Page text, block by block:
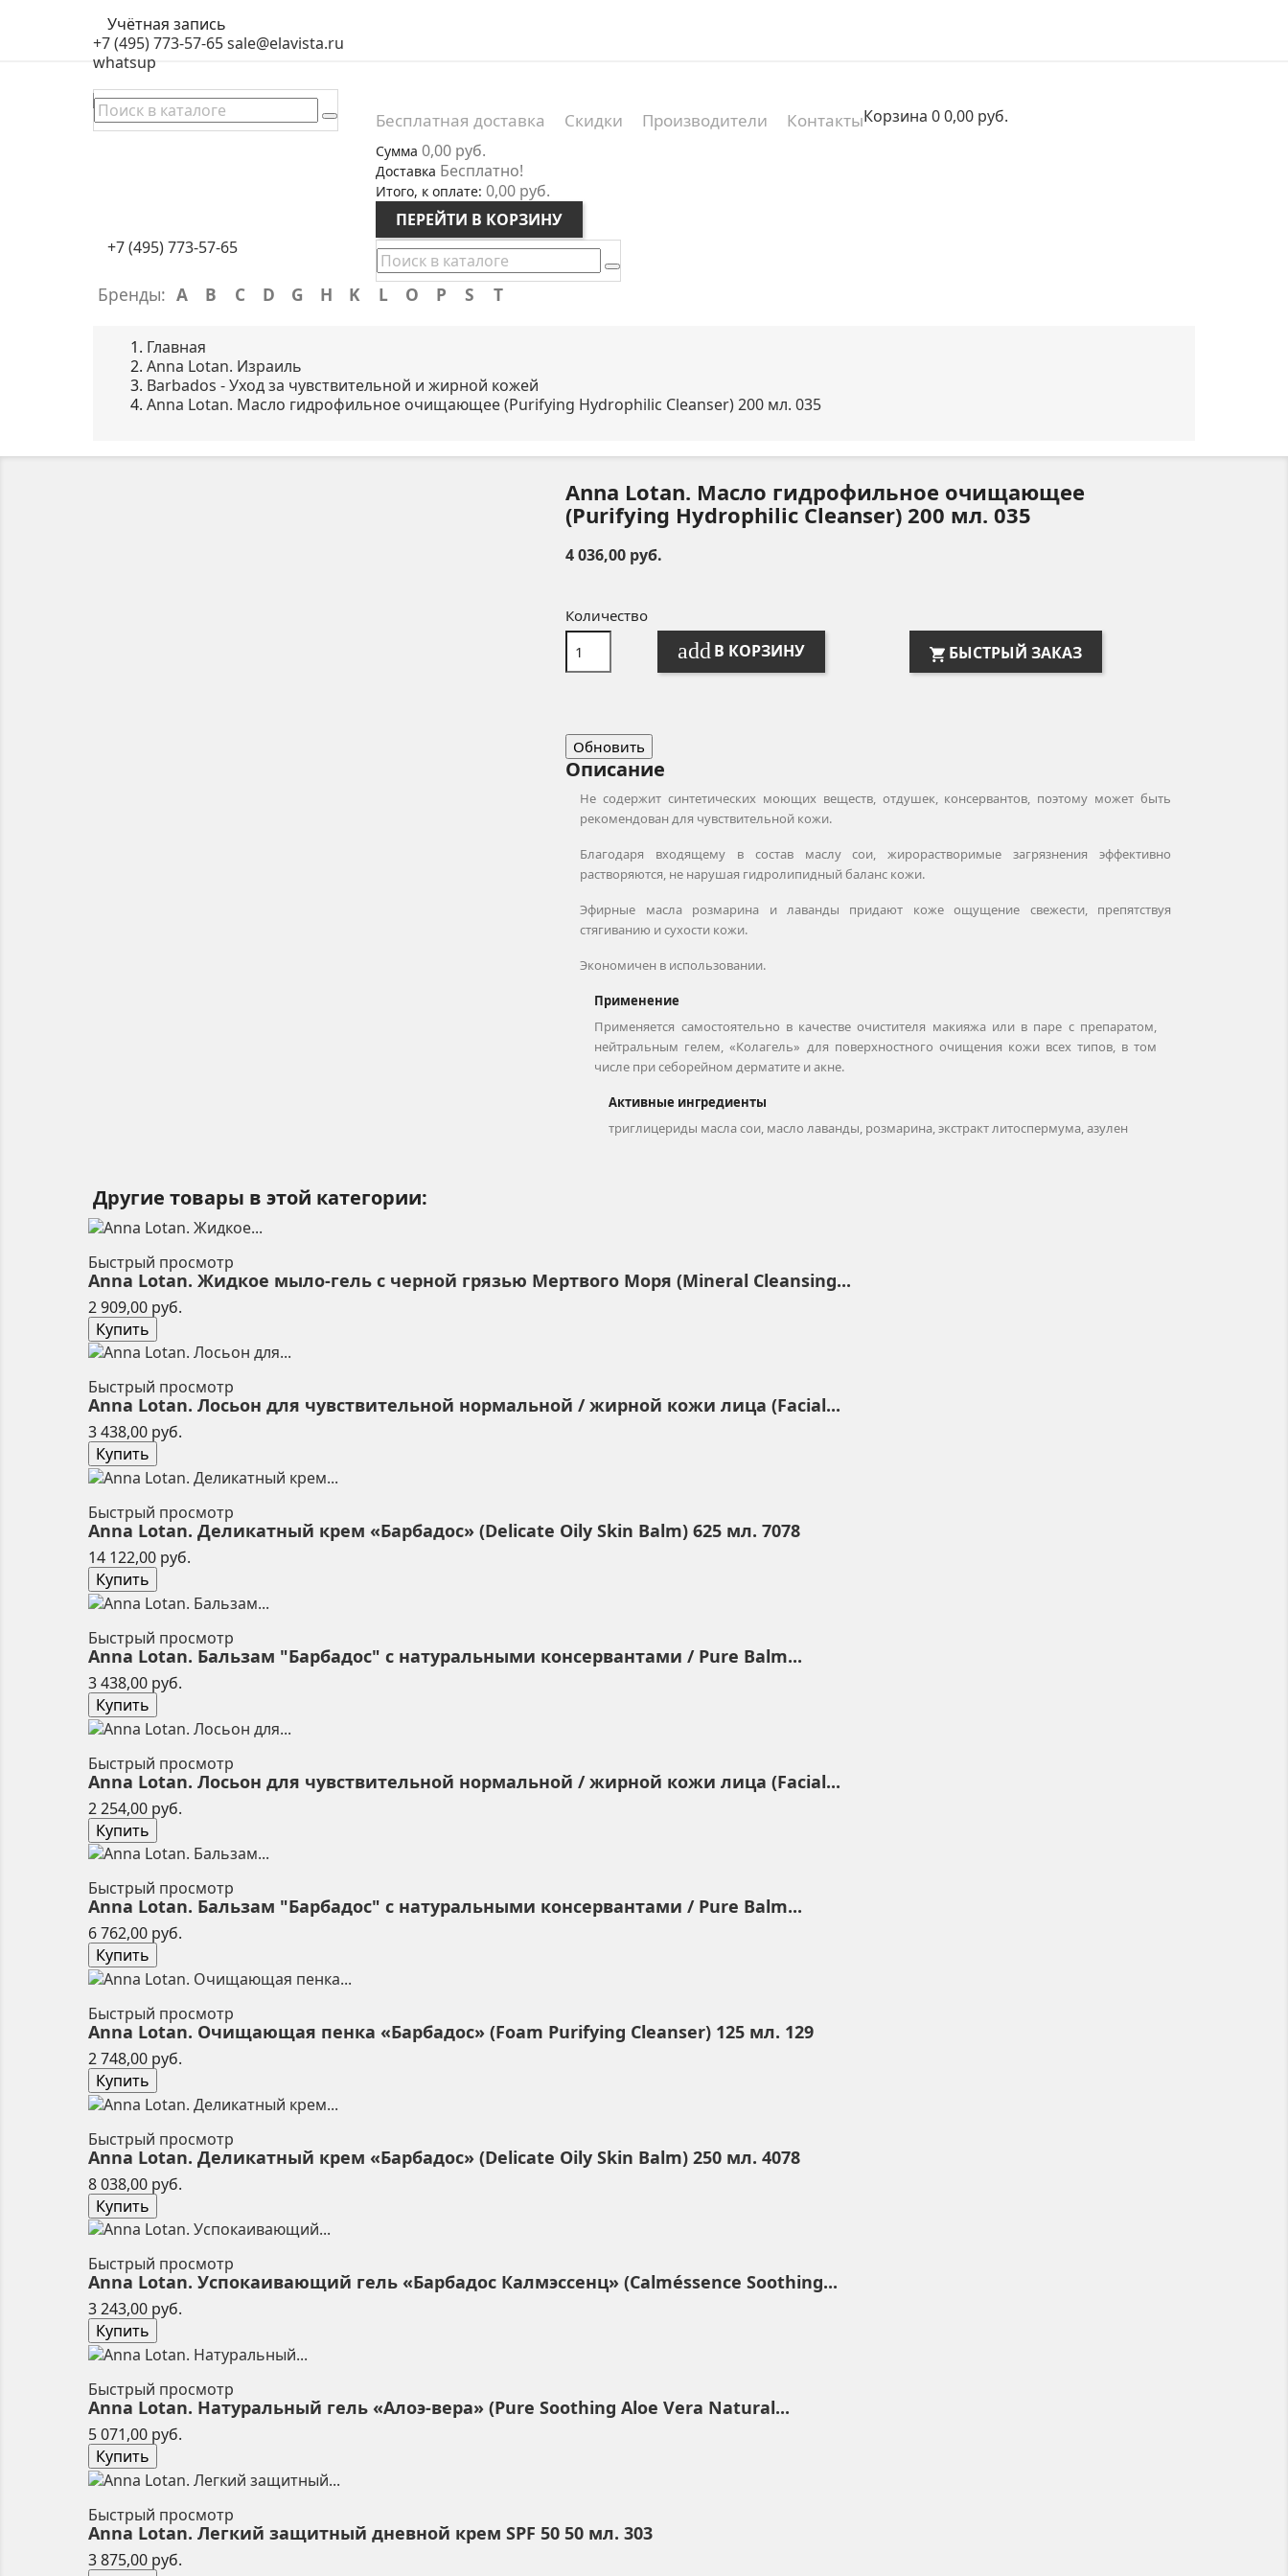
Учётная запись
+7 (495) 773-57-65sale@elavista.ru
whatsup
Бесплатная доставка Скидки Производители КонтактыКорзина 00,00 руб.
Сумма 0,00 руб.
Доставка Бесплатно!
Итого, к оплате: 0,00 руб.
ПЕРЕЙТИ В КОРЗИНУ
+7 (495) 773-57-65
Бренды: A B C D G H K L O P S T
Главная
Anna Lotan. Израиль
Barbados - Уход за чувствительной и жирной кожей
Anna Lotan. Масло гидрофильное очищающее (Purifying Hydrophilic Cleanser) 200 мл. 035
Anna Lotan. Масло гидрофильное очищающее
(Purifying Hydrophilic Cleanser) 200 мл. 035
4 036,00 руб.
Количество
add В КОРЗИНУ БЫСТРЫЙ ЗАКАЗ
Описание
Не содержит синтетических моющих веществ, отдушек, консервантов, поэтому может быть
рекомендован для чувствительной кожи.
Благодаря входящему в состав маслу сои, жирорастворимые загрязнения эффективно
растворяются, не нарушая гидролипидный баланс кожи.
Эфирные масла розмарина и лаванды придают коже ощущение свежести, препятствуя
стягиванию и сухости кожи.
Экономичен в использовании.
Применение
Применяется самостоятельно в качестве очистителя макияжа или в паре с препаратом,
нейтральным гелем, «Колагель» для поверхностного очищения кожи всех типов, в том
числе при себорейном дерматите и акне.
Активные ингредиенты
триглицериды масла сои, масло лаванды, розмарина, экстракт литоспермума, азулен
Другие товары в этой категории:
Быстрый просмотр
Anna Lotan. Жидкое мыло-гель с черной грязью Мертвого Моря (Mineral Cleansing...
2 909,00 руб.
Купить
Быстрый просмотр
Anna Lotan. Лосьон для чувствительной нормальной / жирной кожи лица (Facial...
3 438,00 руб.
Купить
Быстрый просмотр
Anna Lotan. Деликатный крем «Барбадос» (Delicate Oily Skin Balm) 625 мл. 7078
14 122,00 руб.
Купить
Быстрый просмотр
Anna Lotan. Бальзам "Барбадос" с натуральными консервантами / Pure Balm...
3 438,00 руб.
Купить
Быстрый просмотр
Anna Lotan. Лосьон для чувствительной нормальной / жирной кожи лица (Facial...
2 254,00 руб.
Купить
Быстрый просмотр
Anna Lotan. Бальзам "Барбадос" с натуральными консервантами / Pure Balm...
6 762,00 руб.
Купить
Быстрый просмотр
Anna Lotan. Очищающая пенка «Барбадос» (Foam Purifying Cleanser) 125 мл. 129
2 748,00 руб.
Купить
Быстрый просмотр
Anna Lotan. Деликатный крем «Барбадос» (Delicate Oily Skin Balm) 250 мл. 4078
8 038,00 руб.
Купить
Быстрый просмотр
Anna Lotan. Успокаивающий гель «Барбадос Калмэссенц» (Calméssence Soothing...
3 243,00 руб.
Купить
Быстрый просмотр
Anna Lotan. Натуральный гель «Алоэ-вера» (Pure Soothing Aloe Vera Natural...
5 071,00 руб.
Купить
Быстрый просмотр
Anna Lotan. Легкий защитный дневной крем SPF 50 50 мл. 303
3 875,00 руб.